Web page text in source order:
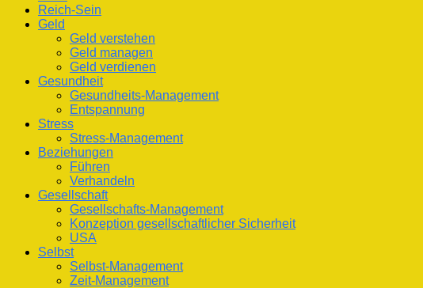
Reich-Sein
Geld
Geld verstehen
Geld managen
Geld verdienen
Gesundheit
Gesundheits-Management
Entspannung
Stress
Stress-Management
Beziehungen
Führen
Verhandeln
Gesellschaft
Gesellschafts-Management
Konzeption gesellschaftlicher Sicherheit
USA
Selbst
Selbst-Management
Zeit-Management